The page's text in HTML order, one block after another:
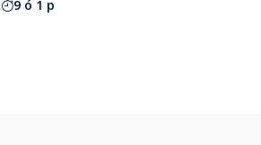
9 ó 1 p